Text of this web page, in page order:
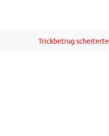
Trickbetrug scheiterte